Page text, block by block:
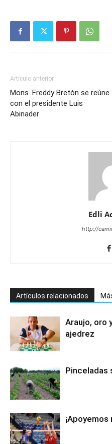
Artículo anterior
Mons. Freddy Bretón se reúne
con el presidente Luis
Abinader
Edli
http://
Artículos relacionados
Araujo, oro
ajedrez
Pinceladas